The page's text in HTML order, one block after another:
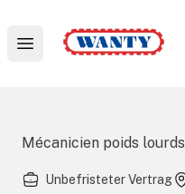
Open main menu
Wanty
Mécanicien poids lourds
Unbefristeter Vertrag